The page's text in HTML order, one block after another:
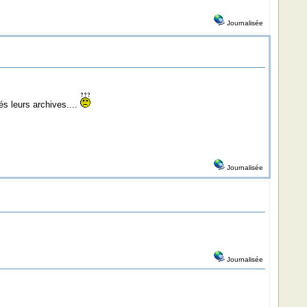
Journalisée
leurs archives....
Journalisée
Journalisée